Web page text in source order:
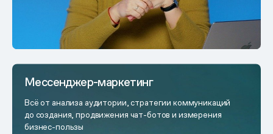
Мессенджер-маркетинг
Всё от анализа аудитории, стратегии коммуникаций
до создания, продвижения чат-ботов и измерения
бизнес-пользы